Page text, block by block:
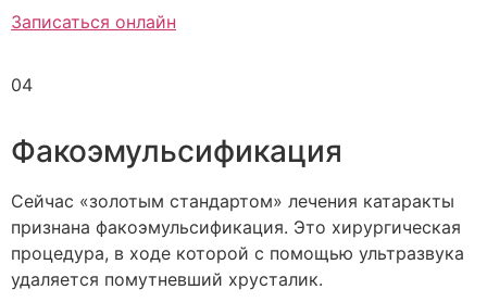
Записаться онлайн
04
Факоэмульсификация
Сейчас «золотым стандартом» лечения катаракты
признана факоэмульсификация. Это хирургическая
процедура, в ходе которой с помощью ультразвука
удаляется помутневший хрусталик.